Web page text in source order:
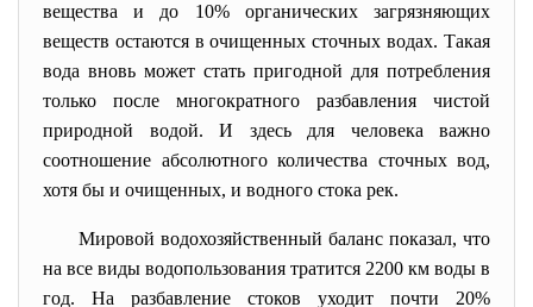
вещества и до 10% органических загрязняющих
веществ остаются в очищенных сточных водах. Такая
вода вновь может стать пригодной для потребления
только после многократного разбавления чистой
природной водой. И здесь для человека важно
соотношение абсолютного количества сточных вод,
хотя бы и очищенных, и водного стока рек.
Мировой водохозяйственный баланс показал, что
на все виды водопользования тратится 2200 км воды в
год. На разбавление стоков уходит почти 20%